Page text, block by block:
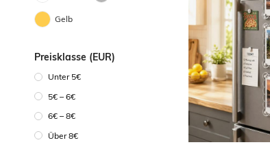
Gelb
Preisklasse (EUR)
Unter 5€
5€ – 6€
6€ – 8€
Über 8€